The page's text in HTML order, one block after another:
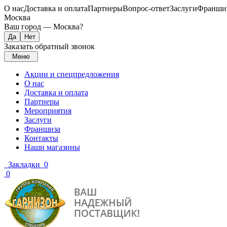
О насДоставка и оплатаПартнерыВопрос-ответЗаслуги
Москва
Ваш город — Москва?
Заказать обратный звонок
Меню
Акции и спецпредложения
О нас
Доставка и оплата
Партнеры
Мероприятия
Заслуги
Франшиза
Контакты
Наши магазины
Закладки 0
0